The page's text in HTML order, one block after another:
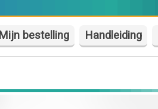
Mijn bestelling Handleiding